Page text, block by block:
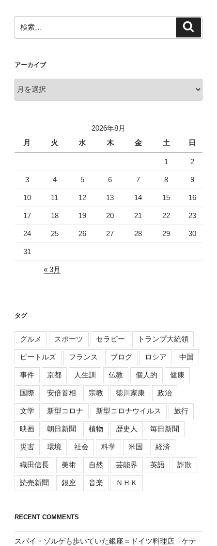
ン
索:
アーカイブ
ー
2026年8月
月
火 水 木 金 土 日
1 2
3 4 5 6 7 8 9
10 11 12 13 14 15 16
17 18 19 20 21 22 23
24 25 26 27 28 29 30
31
« 3月
タグ
グルメ スポーツ セラピー トランプ大統領
ビートルズ フランス ブログ ロシア 中国
事件 京都 人生訓 仏教 個人的 健康
国際 安倍首相 宗教 徳川家康 政治
文学 新型コロナ 新型コロナウイルス 旅行
映画 朝日新聞 植物 歴史人 毎日新聞
災害 環境 社会 科学 米国 経済
織田信長 美術 自然 芸能界 英語 詐欺
読売新聞 銀座 音楽 ＮＨＫ
RECENT COMMENTS
スパイ・ゾルゲも歩いていた銀座＝ドイツ料理店「ケテ